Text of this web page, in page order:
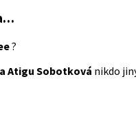
?
Atigu Sobotková nikdo